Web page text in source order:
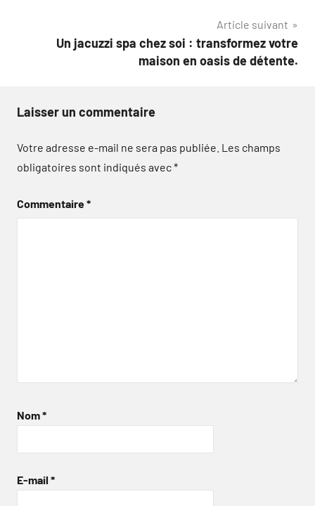
Article suivant
Un jacuzzi spa chez soi : transformez votre
maison en oasis de détente.
Laisser un commentaire
Votre adresse e-mail ne sera pas publiée. Les champs
obligatoires sont indiqués avec*
Commentaire*
Nom*
E-mail *